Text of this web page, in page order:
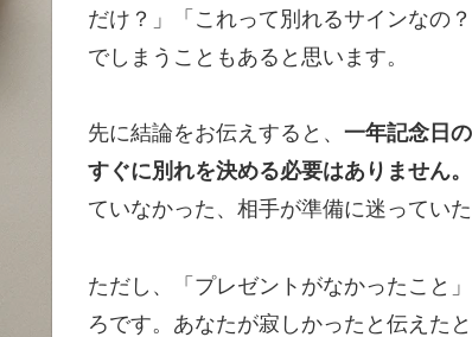
だけ？」「これって別れるサインなの
でしまうこともあると思います。
先に結論をお伝えすると、 一年記念日
すぐに別れを決める必要はありません。
ていなかった、相手が準備に迷ってい
ただし、「プレゼントがなかったこと
ろです。あなたが寂しかったと伝えた